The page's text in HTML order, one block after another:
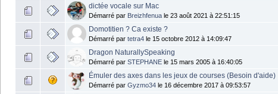
dictée vocale sur Mac
Démarré par Breizhfenua le 23 août 2021 à 22:51:15
Domotitien ? Ca existe ?
Démarré par tetra4 le 15 octobre 2012 à 14:09:47
Dragon NaturallySpeaking
Démarré par STEPHANE le 15 mars 2005 à 16:40:05
Émuler des axes dans les jeux de courses (Besoin d'aide)
Démarré par Gyzmo34 le 16 décembre 2017 à 09:53:57